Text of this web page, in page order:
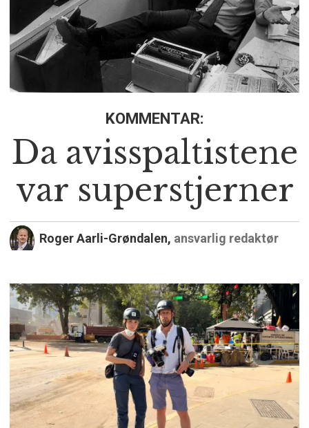
KOMMENTAR:
Da avisspaltistene
var superstjerner
Roger Aarli-Grøndalen, ansvarlig redaktør